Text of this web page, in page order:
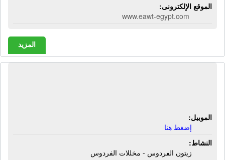
الموقع الإلكترونى:
www.eawt-egypt.com
المزيد
الموبيل:
إضغط هنا
النشاط:
زيتون الفردوس - مخللات الفردوس